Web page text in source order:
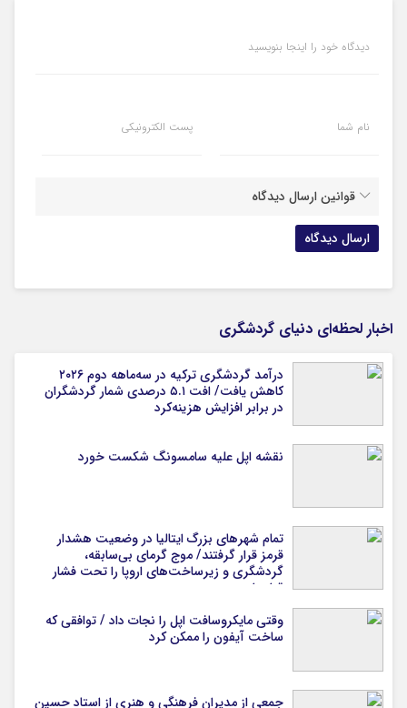
دیدگاه خود را اینجا بنویسید
نام شما پست الکترونیکی
قوانین ارسال دیدگاه
اخبار لحظه‌ای دنیای گردشگری
درآمد گردشگری ترکیه در سه‌ماهه دوم ۲۰۲۶
کاهش یافت/ افت ۵.۱ درصدی شمار گردشگران
در برابر افزایش هزینه‌کرد
نقشه اپل علیه سامسونگ شکست خورد
تمام شهرهای بزرگ ایتالیا در وضعیت هشدار
قرمز قرار گرفتند/ موج گرمای بی‌سابقه،
گردشگری و زیرساخت‌های اروپا را تحت فشار
قرار داد
وقتی مایکروسافت اپل را نجات داد / توافقی که
ساخت آیفون را ممکن کرد
جمعی از مدیران فرهنگی و هنری از استاد حسین